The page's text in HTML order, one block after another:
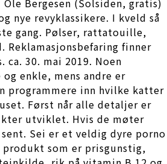
Bergesen (Solsiden, gratis)
nye revyklassikere. I kveld så
gang. Pølser, rattatouille,
Reklamasjonsbefaring finner
30. mai 2019. Noen
enkle, mens andre er
programmere inn hvilke katter
Først når alle detaljer er
utviklet. Hvis de møter
Sei er et veldig dyre porno
som er prisgunstig,